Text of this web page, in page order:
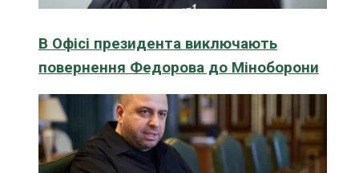
В Офісі президента виключають
повернення Федорова до Міноборони